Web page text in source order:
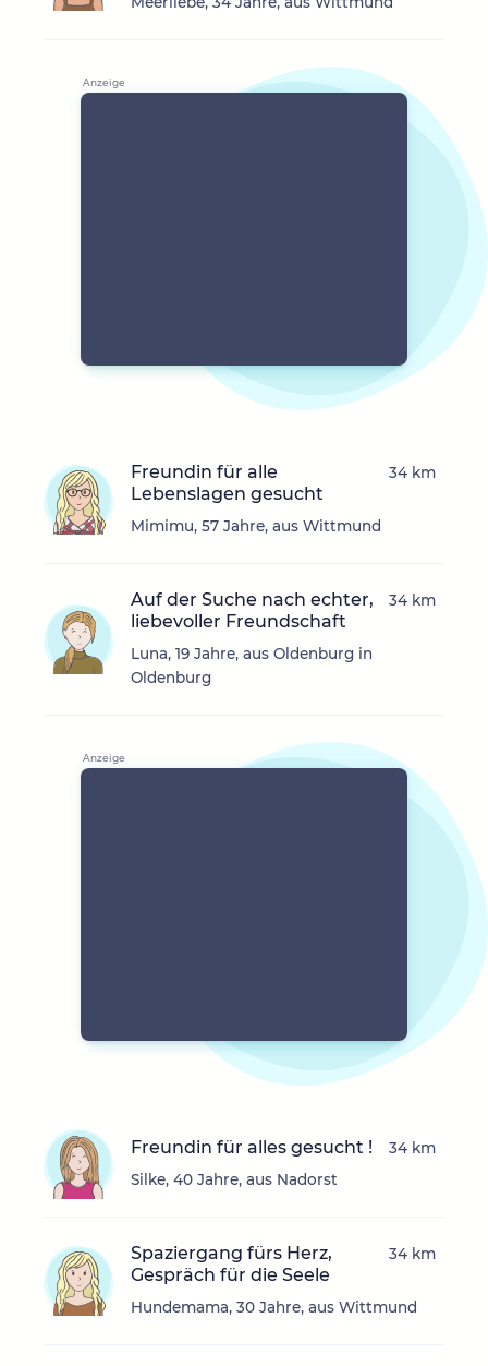
Freundin für alle
Lebenslagen gesucht
Mimimu, 57 Jahre, aus Wittmund
34 km
Auf der Suche nach echter,
liebevoller Freundschaft
Luna, 19 Jahre, aus Oldenburg in
Oldenburg
34 km
Freundin für alles gesucht !
Silke, 40 Jahre, aus Nadorst
34 km
Spaziergang fürs Herz,
Gespräch für die Seele
Hundemama, 30 Jahre, aus Wittmund
34 km